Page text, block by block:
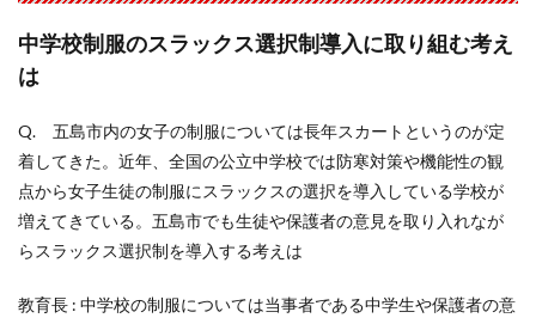
中学校制服のスラックス選択制導入に取り組む考え
は
Q. 五島市内の女子の制服については長年スカートというのが定
着してきた。近年、全国の公立中学校では防寒対策や機能性の観
点から女子生徒の制服にスラックスの選択を導入している学校が
増えてきている。五島市でも生徒や保護者の意見を取り入れなが
らスラックス選択制を導入する考えは
教育長 : 中学校の制服については当事者である中学生や保護者の意